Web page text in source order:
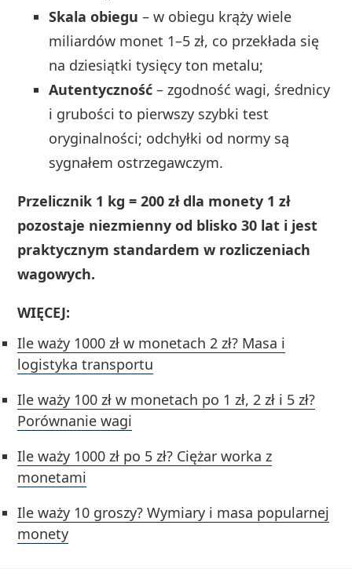
Skala obiegu – w obiegu krąży wiele
miliardów monet 1–5 zł, co przekłada się
na dziesiątki tysięcy ton metalu;
Autentyczność – zgodność wagi, średnicy
i grubości to pierwszy szybki test
oryginalności; odchyłki od normy są
sygnałem ostrzegawczym.
Przelicznik 1 kg = 200 zł dla monety 1 zł
pozostaje niezmienny od blisko 30 lat i jest
praktycznym standardem w rozliczeniach
wagowych.
WIĘCEJ:
Ile waży 1000 zł w monetach 2 zł? Masa i
logistyka transportu
Ile waży 100 zł w monetach po 1 zł, 2 zł i 5 zł?
Porównanie wagi
Ile waży 1000 zł po 5 zł? Ciężar worka z
monetami
Ile waży 10 groszy? Wymiary i masa popularnej
monety